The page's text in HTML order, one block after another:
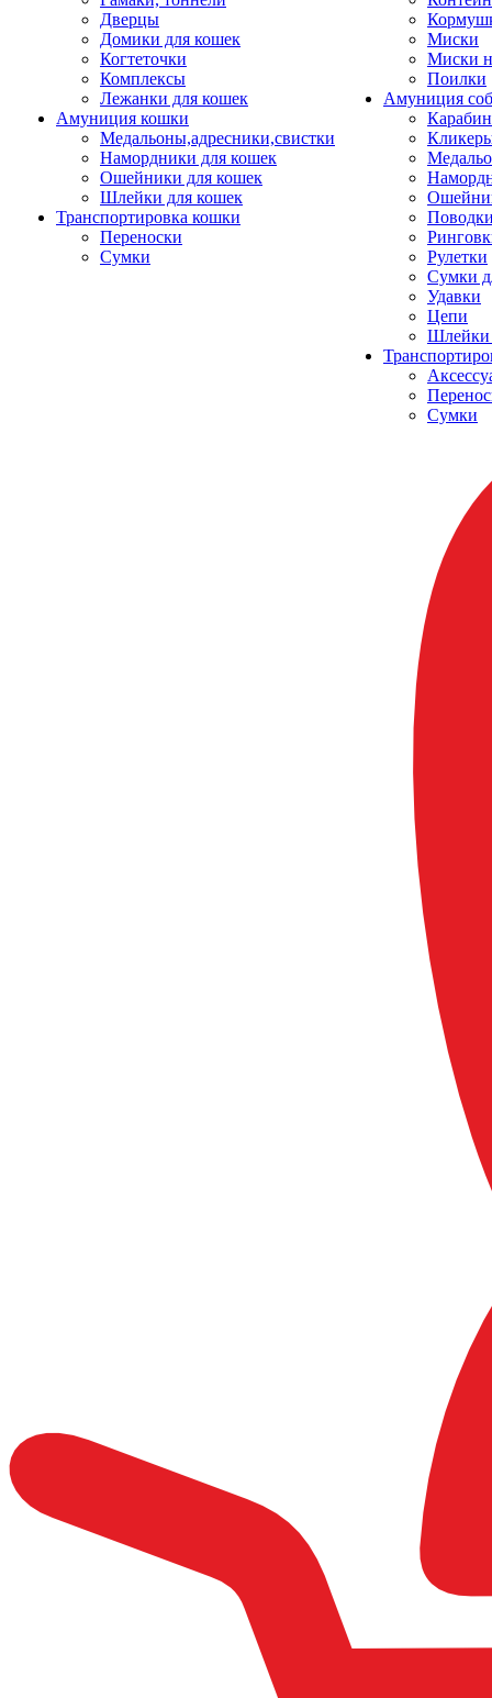
Дверцы
Домики для кошек
Когтеточки
Комплексы
Лежанки для кошек
Амуниция кошки
Медальоны,адресники,свистки
Намордники для кошек
Ошейники для кошек
Шлейки для кошек
Транспортировка кошки
Переноски
Сумки
Миски
Миски
Поилки
Амуниция
Рулетки
Сумки
Удавки
Цепи
Шлейки
Сумки